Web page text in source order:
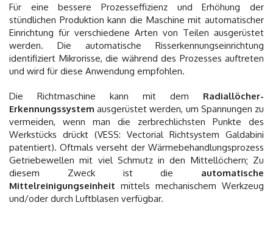
Für eine bessere Prozesseffizienz und Erhöhung der
stündlichen Produktion kann die Maschine mit automatischer
Einrichtung für verschiedene Arten von Teilen ausgerüstet
werden. Die automatische Risserkennungseinrichtung
identifiziert Mikrorisse, die während des Prozesses auftreten
und wird für diese Anwendung empfohlen.
Die Richtmaschine kann mit dem Radiallöcher-
Erkennungssystem ausgerüstet werden, um Spannungen zu
vermeiden, wenn man die zerbrechlichsten Punkte des
Werkstücks drückt (VESS: Vectorial Richtsystem Galdabini
patentiert). Oftmals verseht der Wärmebehandlungsprozess
Getriebewellen mit viel Schmutz in den Mittellöchern; Zu
diesem Zweck ist die automatische
Mittelreinigungseinheit mittels mechanischem Werkzeug
und/oder durch Luftblasen verfügbar.